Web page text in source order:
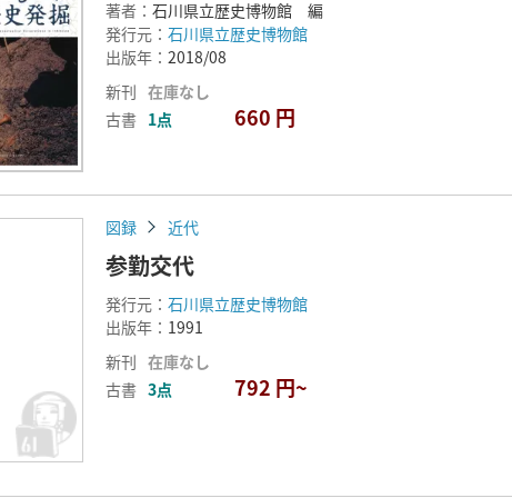
著者： 石川県立歴史博物館 編
発行元： 石川県立歴史博物館
出版年： 2018/08
新刊 在庫なし
古書 1点 660 円
図録 近代
参勤交代
発行元： 石川県立歴史博物館
出版年： 1991
新刊 在庫なし
古書 3点 792 円~